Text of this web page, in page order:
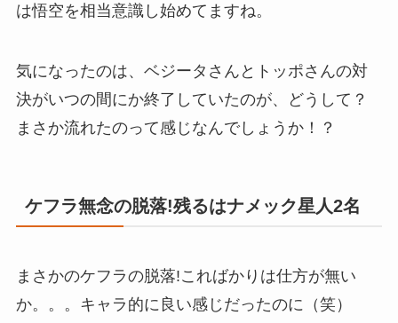
は悟空を相当意識し始めてますね。
気になったのは、ベジータさんとトッポさんの対
決がいつの間にか終了していたのが、どうして？
まさか流れたのって感じなんでしょうか！？
ケフラ無念の脱落!残るはナメック星人2名
まさかのケフラの脱落!こればかりは仕方が無い
か。。。キャラ的に良い感じだったのに（笑）